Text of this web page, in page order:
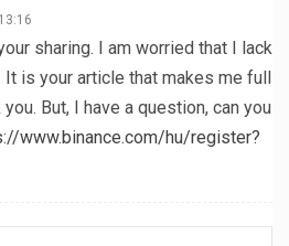
sharing. I am worried that I lack
It is your article that makes me full
But, I have a question, can you
www.binance.com/hu/register?